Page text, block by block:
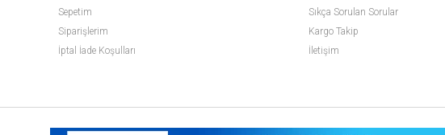
Sepetim
Siparişlerim
İptal İade Koşulları
Sıkça Sorulan Sorular
Kargo Takip
İletişim